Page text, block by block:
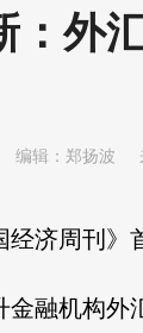
：外
编辑：郑扬波
经济周刊
金融机构外